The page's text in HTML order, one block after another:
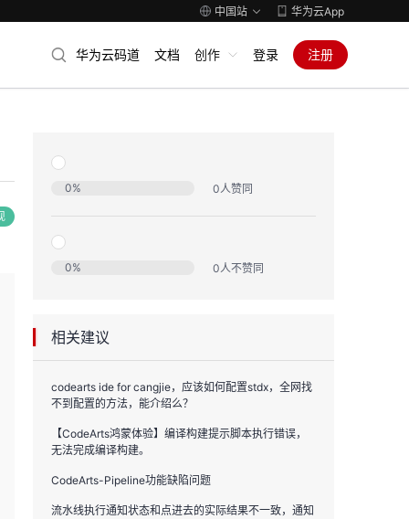
中国站 华为云App
华为云码道 文档 创作 登录 注册
0% 0人赞同
0% 0人不赞同
相关建议
codearts ide for cangjie，应该如何配置stdx，全网找
不到配置的方法，能介绍么？
【CodeArts鸿蒙体验】编译构建提示脚本执行错误，
无法完成编译构建。
CodeArts-Pipeline功能缺陷问题
流水线执行通知状态和点进去的实际结果不一致，通知